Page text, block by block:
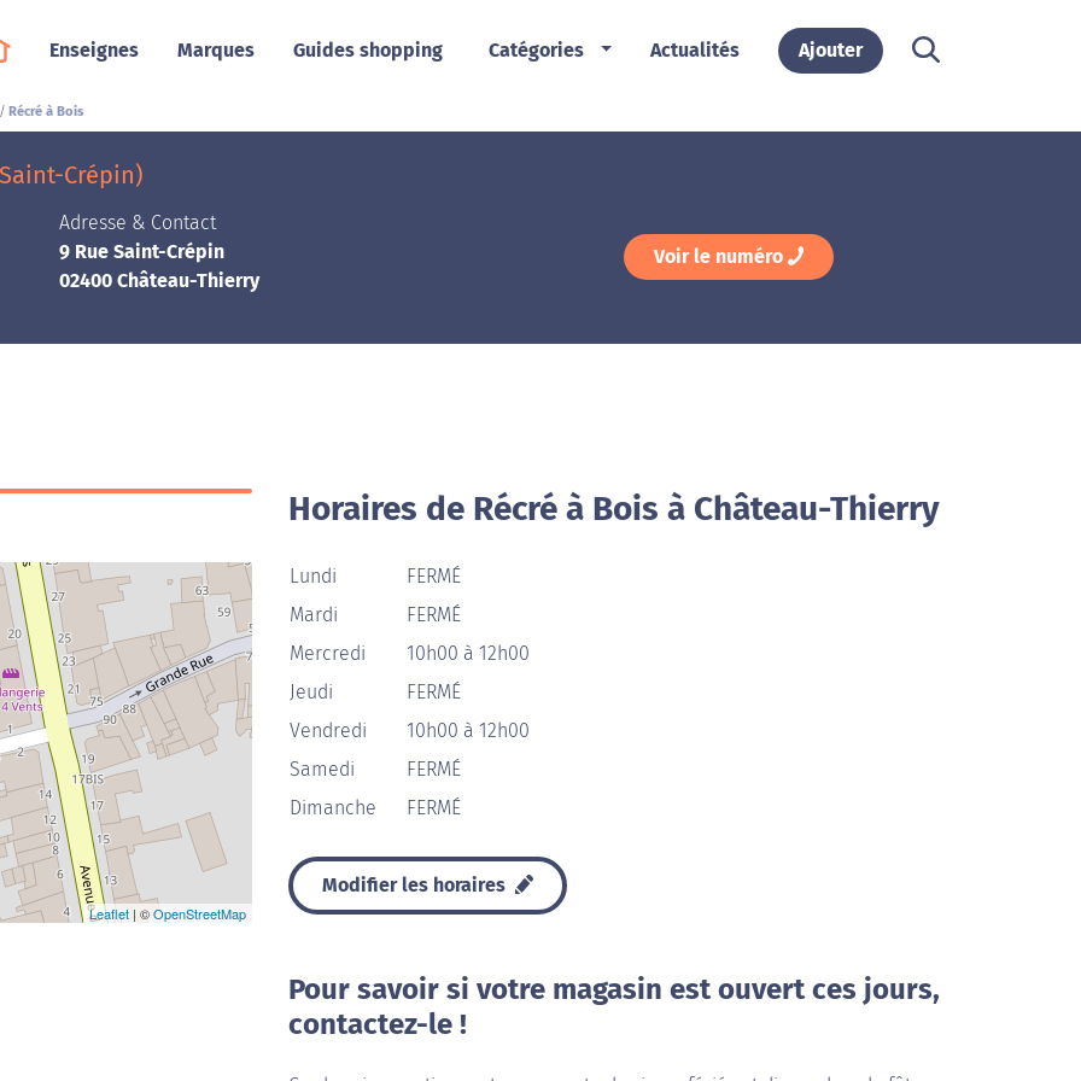
Enseignes Marques Guides shopping Catégories Actualités Ajouter
Récré à Bois
Crépin)
Adresse & Contact
9 Rue Saint-Crépin
02400 Château-Thierry
Voir le numéro
Leaflet | ©OpenStreetMap
Horaires de Récré à Bois à Château-Thierry
Lundi
FERMÉ
Mardi
FERMÉ
Mercredi
10h00 à 12h00
Jeudi
FERMÉ
Vendredi
10h00 à 12h00
Samedi
FERMÉ
Dimanche
FERMÉ
Modifier les horaires
Pour savoir si votre magasin est ouvert ces jours,
contactez-le !